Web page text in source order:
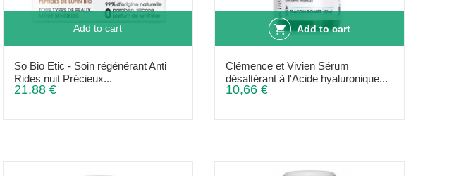
Add to cart
So Bio Etic - Soin régénérant Anti
Rides nuit Précieux...
21,88 €
Add to cart
Clémence et Vivien Sérum
désaltérant à l'Acide hyaluronique...
10,66 €